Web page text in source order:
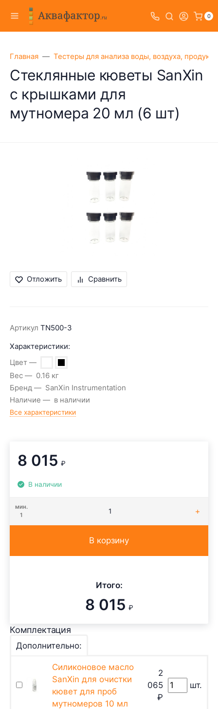
0
Главная Тестеры для анализа воды, воздуха,
Стеклянные кюветы SanXin
с крышками для
мутномера 20 мл (6 шт)
Отложить Сравнить
Артикул TN500-3
Характеристики:
Цвет
Вес
0.16 кг
Бренд
SanXin Instrumentation
Наличие
в наличии
Все характеристики
8 015 ₽
В наличии
мин.
1
В корзину
Итого:
8 015 ₽
Комплектация
Дополнительно:
Силиконовое масло
SanXin для очистки
кювет для проб
мутномеров 10 мл
2
065
₽
шт.